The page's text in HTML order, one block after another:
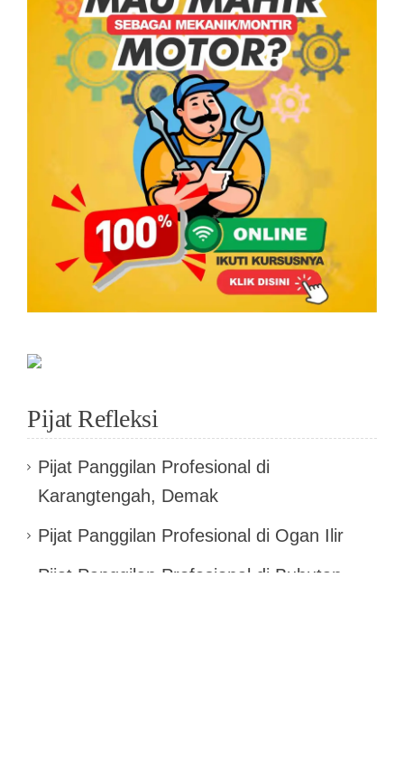
Pijat Refleksi
Pijat Panggilan Profesional di
Karangtengah, Demak
Pijat Panggilan Profesional di Ogan Ilir
Pijat Panggilan Profesional di Bubutan,